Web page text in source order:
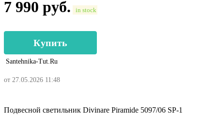
7 990 руб. in stock
Купить
Santehnika-Tut.ru
от 27.05.2026 11:48
Подвесной светильник Divinare Piramide 5097/06 SP-1